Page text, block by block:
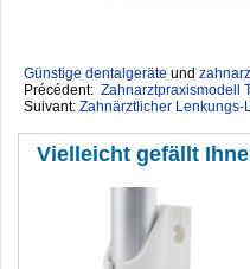
Günstige dentalgeräte ‎ und
Précédent: Zahnarztpraxismodell
Suivant: Zahnärztlicher Lenkungs-
Vielleicht gefällt